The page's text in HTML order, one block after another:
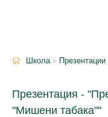
Школа» Презентации
Презентация -
"Мишени табака""